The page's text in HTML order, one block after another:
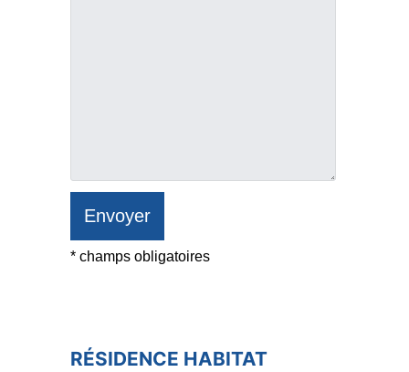
* champs obligatoires
RÉSIDENCE HABITAT